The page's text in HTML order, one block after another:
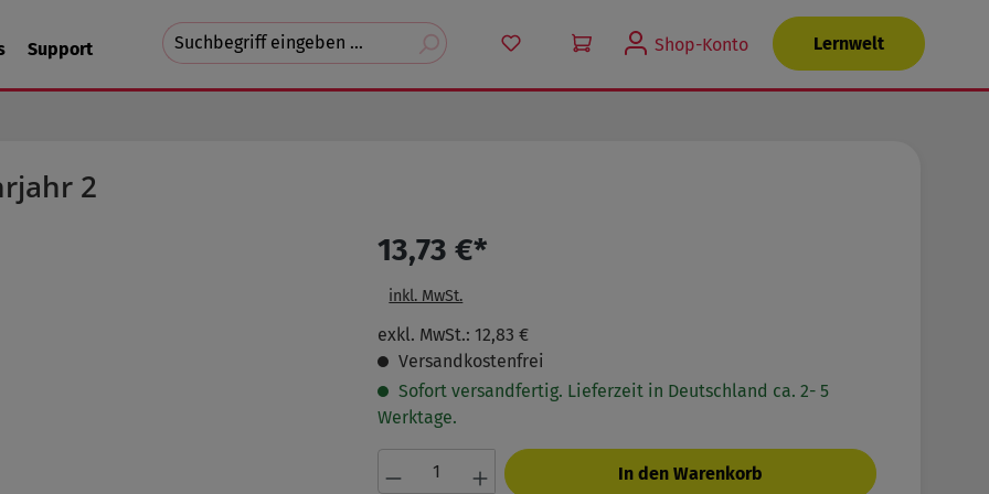
Support
Suchvorschläge
erscheinen
während
Du hast 0 Produkte auf dem Merkzettel
Shop-Konto Lernwelt
2
13,73 €*
inkl. MwSt.
exkl. MwSt.: 12,83 €
Versandkostenfrei
Sofort versandfertig. Lieferzeit in Deutschland ca. 2- 5
Werktage.
Produkt Anzahl: Gib den gewünschten Wert ein
In den Warenkorb